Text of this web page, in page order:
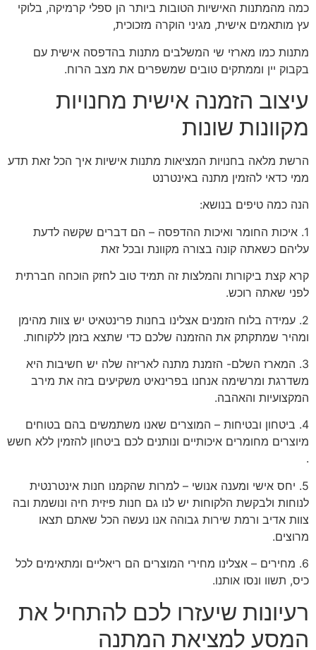
כמה מהמתנות האישיות הטובות ביותר הן ספלי קרמיקה, בלוקי
עץ מותאמים אישית, מגיני הוקרה מזכוכית,
מתנות כמו מארזי שי המשלבים מתנות בהדפסה אישית עם
בקבוק יין וממתקים טובים שמשפרים את מצב הרוח.
עיצוב הזמנה אישית מחנויות
מקוונות שונות
הרשת מלאה בחנויות המציאות מתנות אישיות איך הכל זאת תדע
ממי כדאי להזמין מתנה באינטרנט
הנה כמה טיפים בנושא:
1. איכות החומר ואיכות ההדפסה – הם דברים שקשה לדעת
עליהם כשאתה קונה בצורה מקוונת ובכל זאת
קרא קצת ביקורות והמלצות זה תמיד טוב לחזק הוכחה חברתית
לפני שאתה רוכש.
2. עמידה בלוח הזמנים אצלינו בחנות פרינטאיט יש צוות מהימן
ומהיר שמתקתק את ההזמנה שלכם כדי שתצא בזמן ללקוחות.
3. המארז השלם- הזמנת מתנה לאריזה שלה יש חשיבות היא
משדרגת ומרשימה אנחנו בפרינאיט משקיעים בזה את מירב
המקצועיות והאהבה.
4. ביטחון ובטיחות – המוצרים שאנו משתמשים בהם בטוחים
מיוצרים מחומרים איכותיים ונותנים לכם ביטחון להזמין ללא חשש
.
5. יחס אישי ומענה אנושי – למרות שהקמנו חנות אינטרנטית
לנוחות ולבקשת הלקוחות יש לנו גם חנות פיזית חיה ונושמת ובה
צוות אדיב ורמת שירות גבוהה אנו נעשה הכל שאתם תצאו
מרוצים.
6. מחירים – אצלינו מחירי המוצרים הם ריאליים ומתאימים לכל
כיס, תשוו ונסו אותנו.
רעיונות שיעזרו לכם להתחיל את
המסע למציאת המתנה